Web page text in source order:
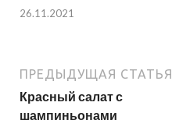
26.11.2021
ПРЕДЫДУЩАЯ СТАТЬЯ
Красный салат с
шампиньонами